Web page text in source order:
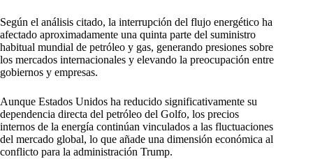
Según el análisis citado, la interrupción del flujo energético ha
afectado aproximadamente una quinta parte del suministro
habitual mundial de petróleo y gas, generando presiones sobre
los mercados internacionales y elevando la preocupación entre
gobiernos y empresas.
Aunque Estados Unidos ha reducido significativamente su
dependencia directa del petróleo del Golfo, los precios
internos de la energía continúan vinculados a las fluctuaciones
del mercado global, lo que añade una dimensión económica al
conflicto para la administración Trump.